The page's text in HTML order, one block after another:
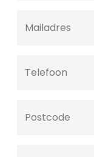
Mailadres
Telefoon
Postcode